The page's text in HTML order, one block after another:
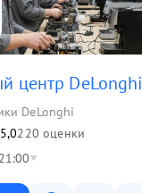
центр DeLonghi
DeLonghi
5,0220 оценки